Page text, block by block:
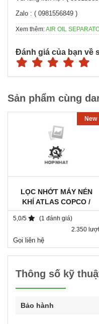
Zalo : ( 0981556849 )
Xem thêm:AIR OIL
Đánh giá của bạn về
Sản phẩm cùng
New
LỌC NHỚT MÁY NÉN
KHÍ ATLAS COPCO /
1615943680 / DA 1182
5,0/5
(1 đánh giá)
2.350 lượt
Gọi liên hệ
Thông số kỹ
Bảo hành